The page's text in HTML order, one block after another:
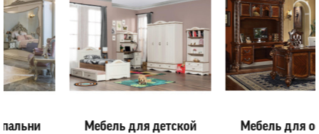
Мебель для детской
Мебель для офиса и